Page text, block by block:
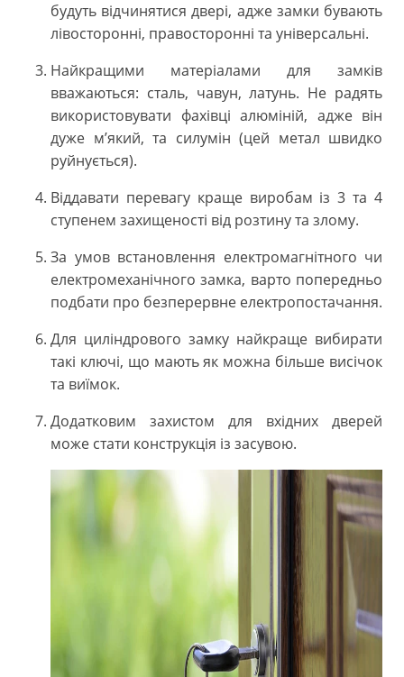
будуть відчинятися двері, адже замки бувають
лівосторонні, правосторонні та універсальні.
Найкращими матеріалами для замків
вважаються: сталь, чавун, латунь. Не радять
використовувати фахівці алюміній, адже він
дуже м’який, та силумін (цей метал швидко
руйнується).
Віддавати перевагу краще виробам із 3 та 4
ступенем захищеності від розтину та злому.
За умов встановлення електромагнітного чи
електромеханічного замка, варто попередньо
подбати про безперервне електропостачання.
Для циліндрового замку найкраще вибирати
такі ключі, що мають як можна більше висічок
та виїмок.
Додатковим захистом для вхідних дверей
може стати конструкція із засувою.